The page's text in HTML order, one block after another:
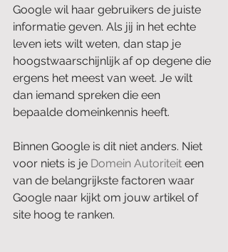
Google wil haar gebruikers de juiste
informatie geven. Als jij in het echte
leven iets wilt weten, dan stap je
hoogstwaarschijnlijk af op degene die
ergens het meest van weet. Je wilt
dan iemand spreken die een
bepaalde domeinkennis heeft.
Binnen Google is dit niet anders. Niet
voor niets is je Domein Autoriteit een
van de belangrijkste factoren waar
Google naar kijkt om jouw artikel of
site hoog te ranken.